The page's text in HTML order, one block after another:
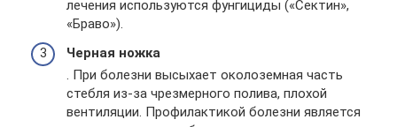
лечения используются фунгициды («Сектин»,
«Браво»).
Черная ножка
. При болезни высыхает околоземная часть
стебля из-за чрезмерного полива, плохой
вентиляции. Профилактикой болезни является